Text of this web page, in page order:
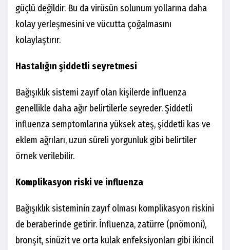
güçlü değildir. Bu da virüsün solunum yollarına daha
kolay yerleşmesini ve vücutta çoğalmasını
kolaylaştırır.
Hastalığın şiddetli seyretmesi
Bağışıklık sistemi zayıf olan kişilerde influenza
genellikle daha ağır belirtilerle seyreder. Şiddetli
influenza semptomlarına yüksek ateş, şiddetli kas ve
eklem ağrıları, uzun süreli yorgunluk gibi belirtiler
örnek verilebilir.
Komplikasyon riski ve influenza
Bağışıklık sisteminin zayıf olması komplikasyon riskini
de beraberinde getirir. İnfluenza, zatürre (pnömoni),
bronşit, sinüzit ve orta kulak enfeksiyonları gibi ikincil